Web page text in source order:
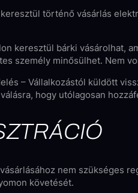
keresztül történő vásárlás
keresztül bárki vásárolhat,
személy minősülhet. Nem
– Vállalkozástól küldött
hogy utólagosan
vásárlásához nem szükséges
követését.